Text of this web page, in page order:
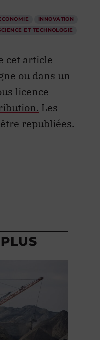
INNOVATION
ET TECHNOLOGIE
cet article
ou dans un
licence
Les
republiées.